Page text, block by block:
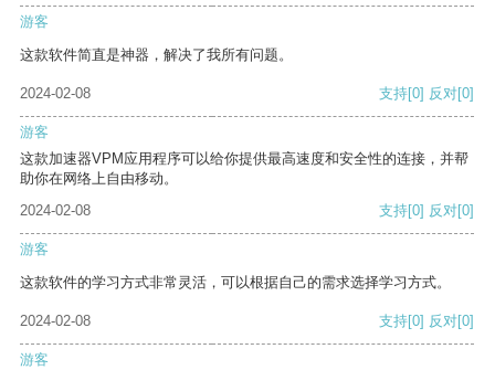
游客
这款软件简直是神器，解决了我所有问题。
2024-02-08 支持[0] 反对[0]
游客
这款加速器VPM应用程序可以给你提供最高速度和安全性的连接，并帮
助你在网络上自由移动。
2024-02-08
支持[0] 反对[0]
游客
这款软件的学习方式非常灵活，可以根据自己的需求选择学习方式。
2024-02-08 支持[0] 反对[0]
游客